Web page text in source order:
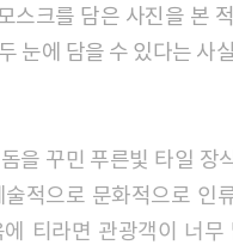
스크를 담은 사진을 본
눈에 담을 수 있다는 사
을 꾸민 푸른빛 타일 장
적으로 문화적으로 인
티라면 관광객이 너무